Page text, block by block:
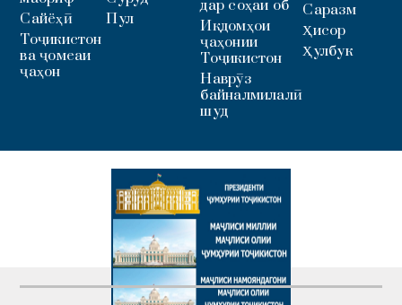
Сайёҳӣ
Тоҷикистон
ва ҷомеаи
ҷаҳон
Пул
дар соҳаи об
Иқдомҳои
ҷаҳонии
Тоҷикистон
Наврӯз
байналмилалӣ
шуд
Саразм
Ҳисор
Ҳулбук